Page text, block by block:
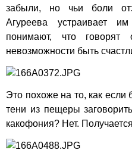
забыли, но чьи боли
Агуреева устраивает
понимают, что
невозможности быть
Это похоже на то, как если
тени из пещеры
какофония? Нет.